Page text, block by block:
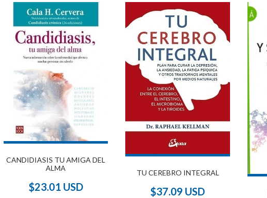
CANDIDIASIS TU AMIGA DEL
ALMA
$23.01 USD
TU CEREBRO INTEGRAL
$37.09 USD